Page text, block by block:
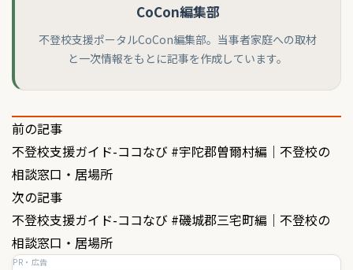
CoCon編集部
不登校支援ポータルCoCon編集部。当事者家庭への取材
と一次情報をもとに記事を作成しています。
投
稿
ナ
ビ
ゲ
前の記事
不登校支援ガイド-ココなび #宇陀郡曽爾村編｜不登校の
相談窓口・居場所
次の記事
不登校支援ガイド-ココなび #磯城郡三宅町編｜不登校の
相談窓口・居場所
PR・広告